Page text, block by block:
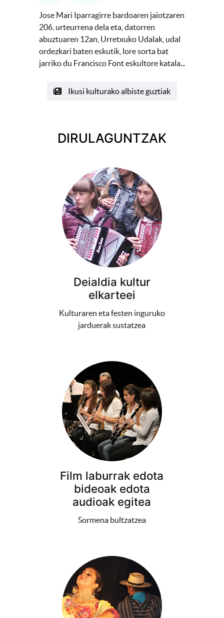
Jose Mari Iparragirre bardoaren jaiotzaren
206. urteurrena dela eta, datorren
abuztuaren 12an, Urretxuko Udalak, udal
ordezkari baten eskutik, lore sorta bat
jarriko du Francisco Font eskultore katala...
Ikusi kulturako albiste guztiak
DIRULAGUNTZAK
Deialdia kultur
elkarteei
Kulturaren eta festen inguruko
jarduerak sustatzea
Film laburrak edota
bideoak edota
audioak egitea
Sormena bultzatzea